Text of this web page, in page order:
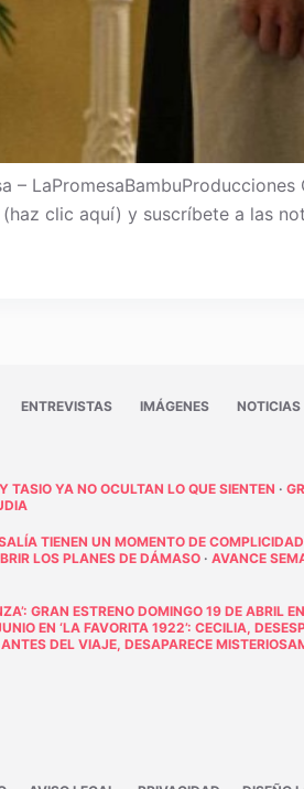
–
clic aquí) y suscríbete a las
ENTREVISTAS IMÁGENES NOTICIAS
TASIO YA NO OCULTAN LO QUE SIENTEN ·
TIENEN UN MOMENTO DE COMPLICIDAD
LOS PLANES DE DÁMASO ·AVANCE
GRAN ESTRENO DOMINGO 19 DE ABRIL
EN ‘LA FAVORITA 1922’: CECILIA,
DEL VIAJE, DESAPARECE